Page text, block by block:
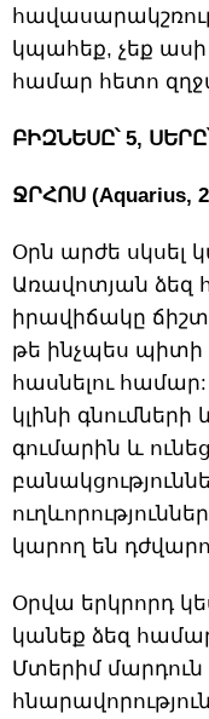
կպահեք, չեք ասի
համար հետո
ԲԻԶՆԵՍԸ՝ 5,
ՋՐՀՈՍ (Aquarius,
Օրն արժե սկսել
Առավոտյան ձեզ
իրավիճակը
թե ինչպես պիտի
հասնելու
կլինի
գումարին և
կարող են
Օրվա երկրորդ
կանեք ձեզ
Մտերիմ մարդուն